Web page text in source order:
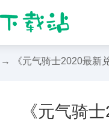
→ 《元气骑士2020最新
《元气骑